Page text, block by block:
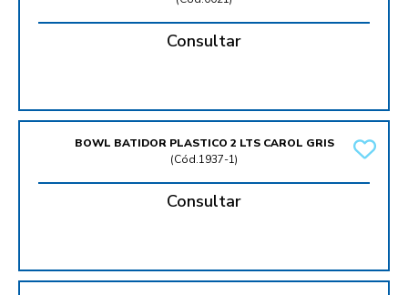
Consultar
BOWL BATIDOR PLASTICO 2 LTS CAROL GRIS
(Cód.1937-1)
Consultar